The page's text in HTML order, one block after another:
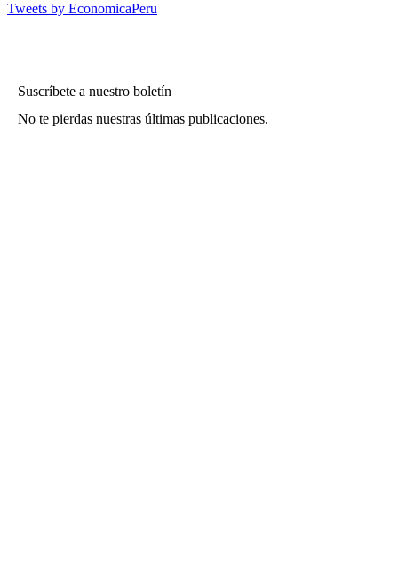
Tweets by EconomicaPeru
Suscríbete a nuestro boletín
No te pierdas nuestras últimas publicaciones.